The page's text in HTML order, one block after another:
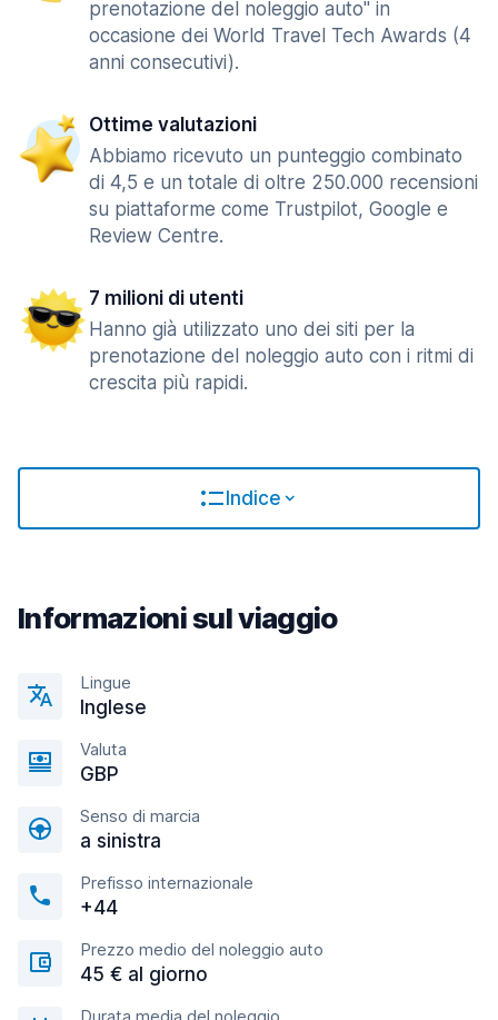
prenotazione del noleggio auto" in
occasione dei World Travel Tech Awards (4
anni consecutivi).
Ottime valutazioni
Abbiamo ricevuto un punteggio combinato
di 4,5 e un totale di oltre 250.000 recensioni
su piattaforme come Trustpilot, Google e
Review Centre.
7 milioni di utenti
Hanno già utilizzato uno dei siti per la
prenotazione del noleggio auto con i ritmi di
crescita più rapidi.
Indice
Informazioni sul viaggio
Lingue
Inglese
Valuta
GBP
Senso di marcia
a sinistra
Prefisso internazionale
+44
Prezzo medio del noleggio auto
45 € al giorno